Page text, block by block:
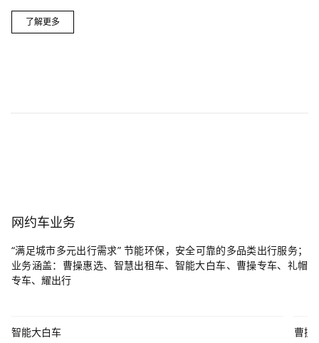
了解更多
网约车业务
“满足城市多元出行需求” 节能环保，安全可靠的多品类出行服务；
业务涵盖：曹操惠选、智慧出租车、智能大白车、曹操专车、礼帽
专车、耀出行
智能大白车
曹操